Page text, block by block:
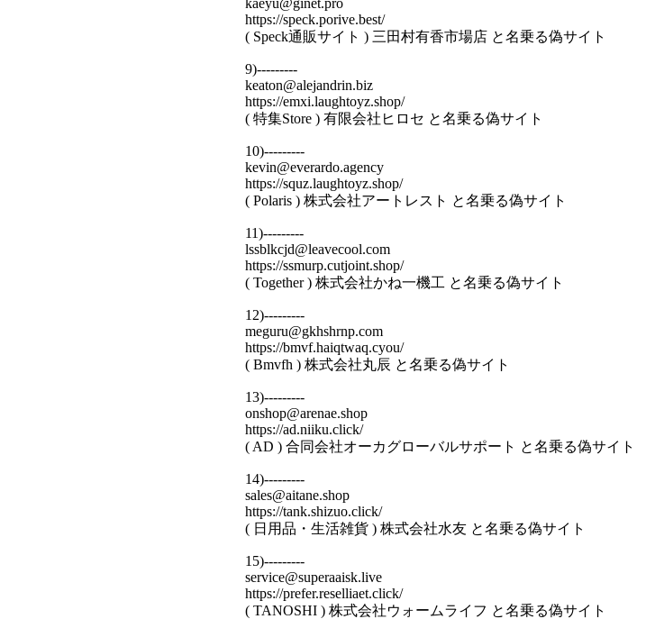
https://speck.porive.best/
( Speck通販サイト ) 三田村有香市場店 と名乗る偽サイト
9)---------
keaton@alejandrin.biz
https://emxi.laughtoyz.shop/
( 特集Store ) 有限会社ヒロセ と名乗る偽サイト
10)---------
kevin@everardo.agency
https://squz.laughtoyz.shop/
( Polaris ) 株式会社アートレスト と名乗る偽サイト
11)---------
lssblkcjd@leavecool.com
https://ssmurp.cutjoint.shop/
( Together ) 株式会社かね一機工 と名乗る偽サイト
12)---------
meguru@gkhshrnp.com
https://bmvf.haiqtwaq.cyou/
( Bmvfh ) 株式会社丸辰 と名乗る偽サイト
13)---------
onshop@arenae.shop
https://ad.niiku.click/
( AD ) 合同会社オーカグローバルサポート と名乗る偽サイト
14)---------
sales@aitane.shop
https://tank.shizuo.click/
( 日用品・生活雑貨 ) 株式会社水友 と名乗る偽サイト
15)---------
service@superaaisk.live
https://prefer.reselliaet.click/
( TANOSHI ) 株式会社ウォームライフ と名乗る偽サイト